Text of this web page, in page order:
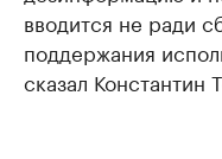
вводится не ради
поддержания
сказал Константин